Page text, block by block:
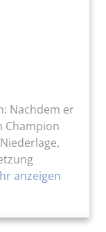
Nachdem er
Champion
anzeigen